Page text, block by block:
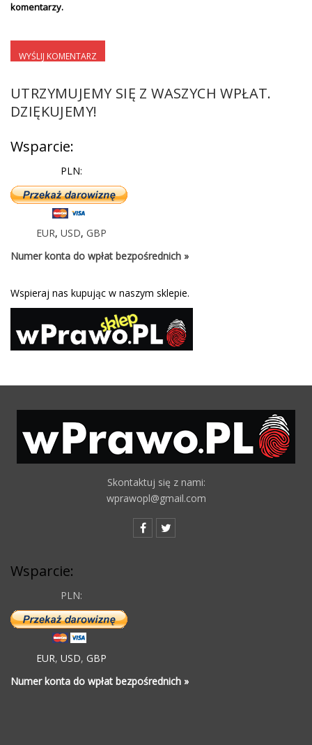
komentarzy.
UTRZYMUJEMY SIĘ Z WASZYCH WPŁAT.
DZIĘKUJEMY!
Wsparcie:
PLN:
EUR, USD, GBP
Numer konta do wpłat bezpośrednich »
Wspieraj nas kupując w naszym sklepie.
Skontaktuj się z nami:
wprawopl@gmail.com
Wsparcie:
PLN:
EUR, USD, GBP
Numer konta do wpłat bezpośrednich »